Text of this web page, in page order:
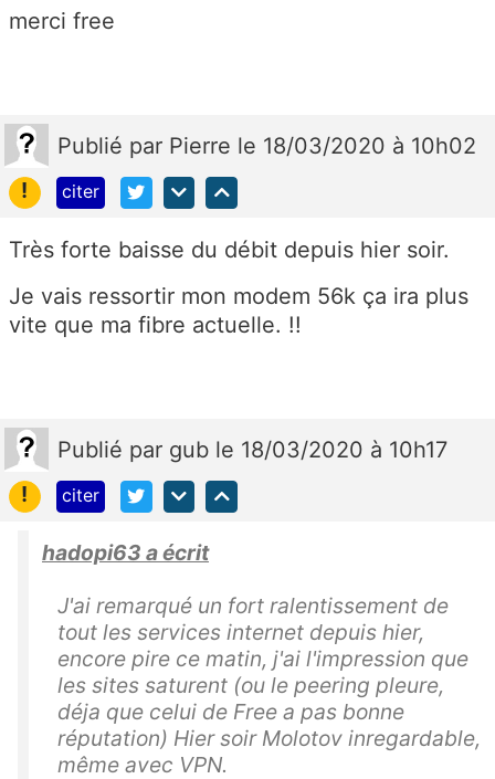
merci free
Publié par Pierre le 18/03/2020 à 10h02
!
citer
Très forte baisse du débit depuis hier soir.
Je vais ressortir mon modem 56k ça ira plus
vite que ma fibre actuelle. !!
Publié par gub le 18/03/2020 à 10h17
!
citer
hadopi63 a écrit
J'ai remarqué un fort ralentissement de
tout les services internet depuis hier,
encore pire ce matin, j'ai l'impression que
les sites saturent (ou le peering pleure,
déja que celui de Free a pas bonne
réputation) Hier soir Molotov inregardable,
même avec VPN.